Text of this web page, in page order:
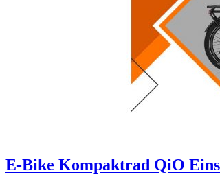
E-Bike Kompaktrad QiO Eins